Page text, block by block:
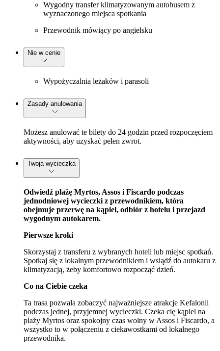
Wygodny transfer klimatyzowanym autobusem z
wyznaczonego miejsca spotkania
Przewodnik mówiący po angielsku
Nie w cenie
Wypożyczalnia leżaków i parasoli
Zasady anulowania
Możesz anulować te bilety do 24 godzin przed rozpoczęciem
aktywności, aby uzyskać pełen zwrot.
Twoja wycieczka
Odwiedź plażę Myrtos, Assos i Fiscardo podczas
jednodniowej wycieczki z przewodnikiem, która
obejmuje przerwę na kąpiel, odbiór z hotelu i przejazd
wygodnym autokarem.
Pierwsze kroki
Skorzystaj z transferu z wybranych hoteli lub miejsc spotkań.
Spotkaj się z lokalnym przewodnikiem i wsiądź do autokaru z
klimatyzacją, żeby komfortowo rozpocząć dzień.
Co na Ciebie czeka
Ta trasa pozwala zobaczyć najważniejsze atrakcje Kefalonii
podczas jednej, przyjemnej wycieczki. Czeka cię kąpiel na
plaży Myrtos oraz spokojny czas wolny w Assos i Fiscardo, a
wszystko to w połączeniu z ciekawostkami od lokalnego
przewodnika.